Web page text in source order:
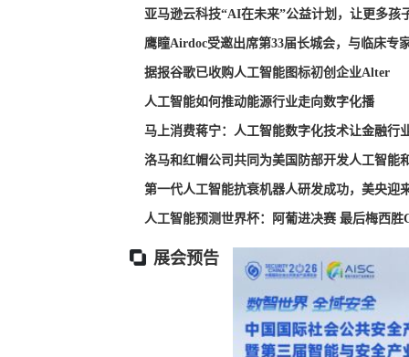
亚马逊云科技“AI在未来”公益计划，让更多孩
鹰瞳Airdoc受邀出席第33届长城会，与临床专
据报谷歌已收购人工智能图标初创企业Alter
人工智能如何推动能源行业走向数字化播
马上消费蒋宁：人工智能数字化技术让金融行
洛马和红帽公司共同为美国防部开发人工智能
第一代人工智能抗衰机器人研发成功，美央迎
人工智能预测世界杯：阿葡进决赛 最后梅西胜
展会预告